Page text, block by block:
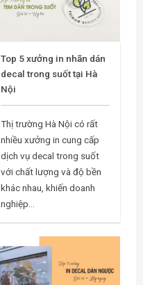
Top 5 xưởng in nhãn dán
decal trong suốt tại Hà
Nội
Thị trường Hà Nội có rất
nhiều xưởng in cung cấp
dịch vụ decal trong suốt
với chất lượng và độ bền
khác nhau, khiến doanh
nghiệp...